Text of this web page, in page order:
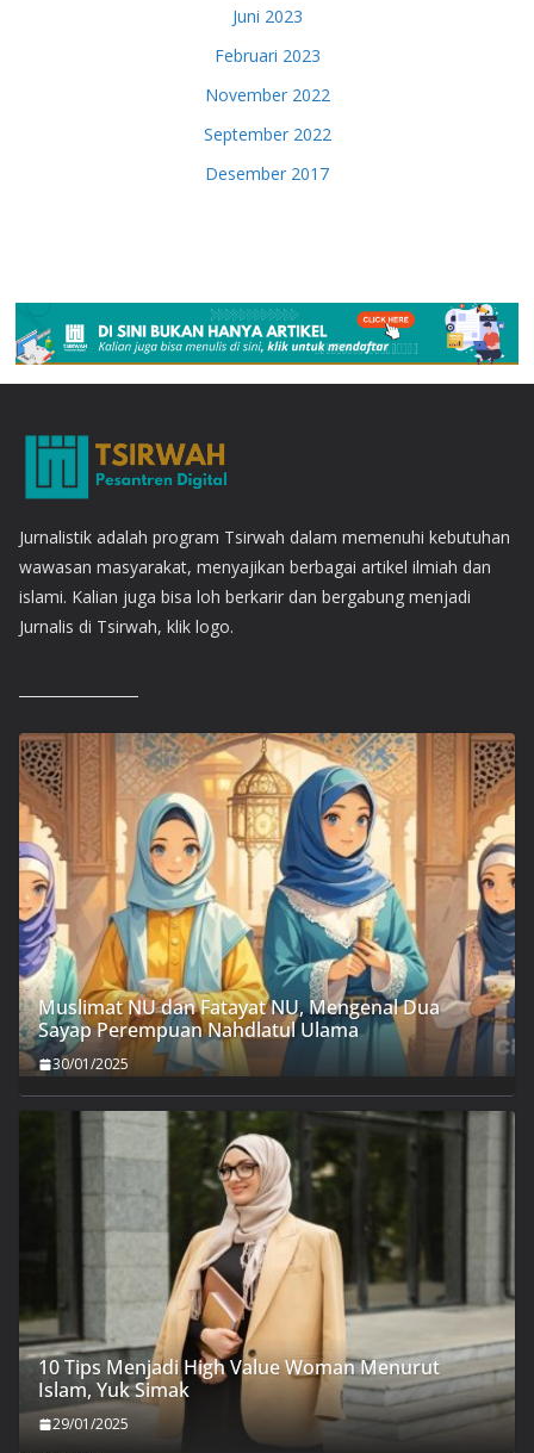
Juni 2023
Februari 2023
November 2022
September 2022
Desember 2017
Jurnalistik adalah program Tsirwah dalam memenuhi kebutuhan
wawasan masyarakat, menyajikan berbagai artikel ilmiah dan
islami. Kalian juga bisa loh berkarir dan bergabung menjadi
Jurnalis di Tsirwah, klik logo.
Muslimat NU dan Fatayat NU, Mengenal Dua
Sayap Perempuan Nahdlatul Ulama
30/01/2025
10 Tips Menjadi High Value Woman Menurut
Islam, Yuk Simak
29/01/2025